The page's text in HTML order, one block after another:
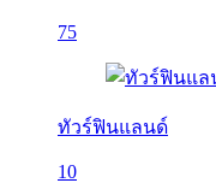
75
ทัวร์ฟินแลนด์
10